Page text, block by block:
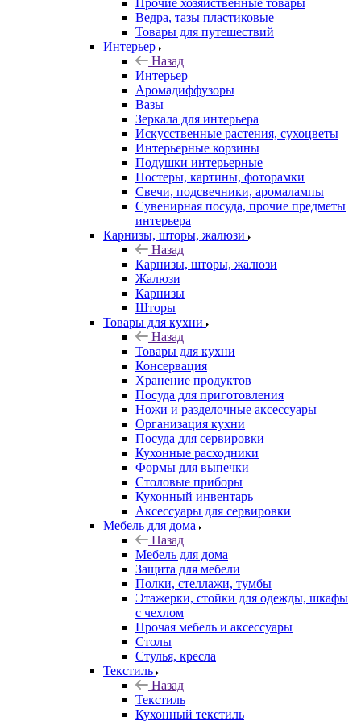
Прочие хозяйственные товары
Ведра, тазы пластиковые
Товары для путешествий
Интерьер
Назад
Интерьер
Аромадиффузоры
Вазы
Зеркала для интерьера
Искусственные растения, сухоцветы
Интерьерные корзины
Подушки интерьерные
Постеры, картины, фоторамки
Свечи, подсвечники, аромалампы
Сувенирная посуда, прочие предметы
интерьера
Карнизы, шторы, жалюзи
Назад
Карнизы, шторы, жалюзи
Жалюзи
Карнизы
Шторы
Товары для кухни
Назад
Товары для кухни
Консервация
Хранение продуктов
Посуда для приготовления
Ножи и разделочные аксессуары
Организация кухни
Посуда для сервировки
Кухонные расходники
Формы для выпечки
Столовые приборы
Кухонный инвентарь
Аксессуары для сервировки
Мебель для дома
Назад
Мебель для дома
Защита для мебели
Полки, стеллажи, тумбы
Этажерки, стойки для одежды, шкафы
с чехлом
Прочая мебель и аксессуары
Столы
Стулья, кресла
Текстиль
Назад
Текстиль
Кухонный текстиль